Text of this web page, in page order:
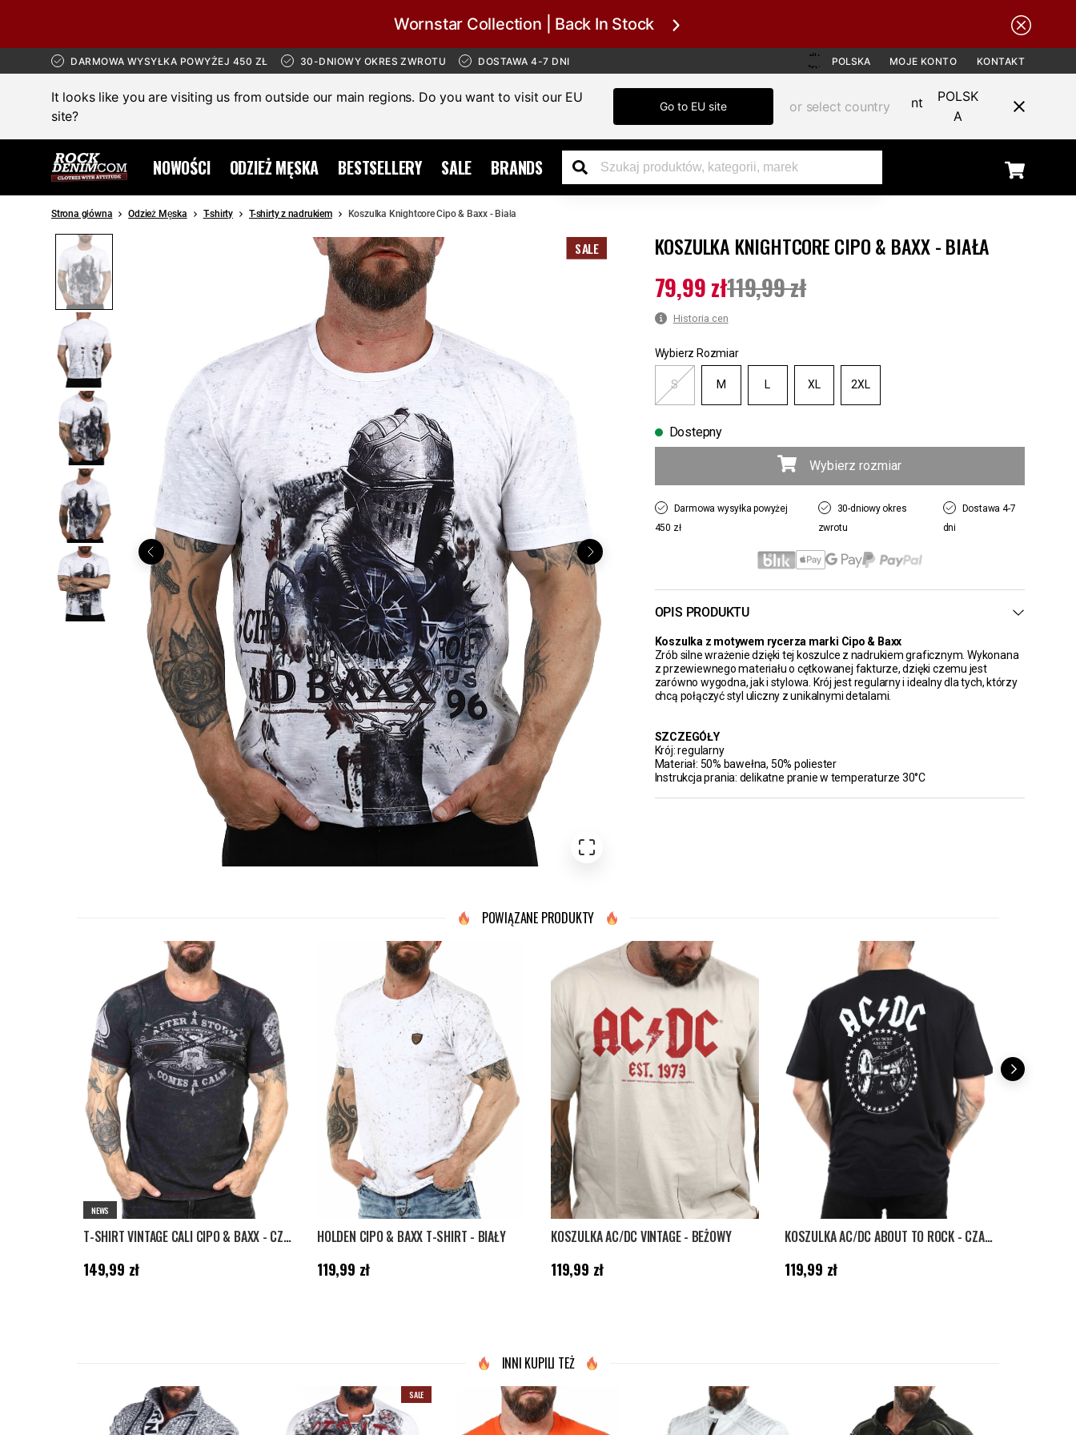
Wornstar Collection | Back In Stock
DARMOWA WYSYŁKA POWYŻEJ 450 ZŁ 30-DNIOWY OKRES ZWROTU DOSTAWA 4-7 DNI POLSKA MOJE KONTO KONTAKT
It looks like you are visiting us from outside our main regions. Do you want to visit our EU
site?
Go to EU site or select country
POLSK
A
NOWOŚCI ODZIEŻ MĘSKA BESTSELLERY SALE BRANDS
Strona główna Odzież Męska T-shirty T-shirty z nadrukiem Koszulka Knightcore Cipo & Baxx - Biała
SALE KOSZULKA KNIGHTCORE CIPO & BAXX - BIAŁA
Aktualna cena:79,99 złPoprzednia cena
79,99 zł119,99 zł
Historia cen
Wybierz Rozmiar
S M L XL 2XL
Dostepny
Wybierz rozmiar
Darmowa wysyłka powyżej
450 zł
30-dniowy okres
zwrotu
Dostawa 4-7
dni
OPIS PRODUKTU
Koszulka z motywem rycerza marki Cipo & Baxx
Zrób silne wrażenie dzięki tej koszulce z nadrukiem graficznym. Wykonana
z przewiewnego materiału o cętkowanej fakturze, dzięki czemu jest
zarówno wygodna, jak i stylowa. Krój jest regularny i idealny dla tych, którzy
chcą połączyć styl uliczny z unikalnymi detalami.
SZCZEGÓŁY
Krój: regularny
Materiał: 50% bawełna, 50% poliester
Instrukcja prania: delikatne pranie w temperaturze 30°C
POWIĄZANE PRODUKTY
NEWS
T-SHIRT VINTAGE CALI CIPO & BAXX - CZARNY
Cena :149,99 zł
149,99 zł
HOLDEN CIPO & BAXX T-SHIRT - BIAŁY
Cena :119,99 zł
119,99 zł
KOSZULKA AC/DC VINTAGE - BEŻOWY
Cena :119,99 zł
119,99 zł
KOSZULKA AC/DC ABOUT TO ROCK - CZARNY
Cena :119,99 zł
119,99 zł
INNI KUPILI TEŻ
SALE